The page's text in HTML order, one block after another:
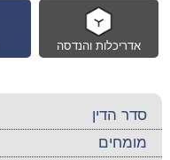
אדריכלות והנדסה
סדר הדין
מומחים